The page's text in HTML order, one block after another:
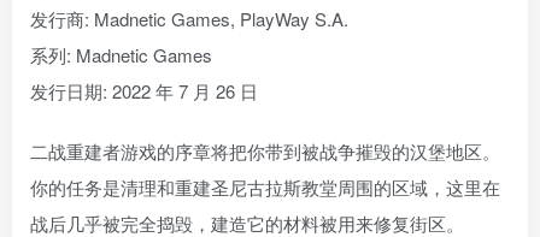
发行商: Madnetic Games, PlayWay S.A.
系列: Madnetic Games
发行日期: 2022 年 7 月 26 日
二战重建者游戏的序章将把你带到被战争摧毁的汉堡地区。
你的任务是清理和重建圣尼古拉斯教堂周围的区域，这里在
战后几乎被完全捣毁，建造它的材料被用来修复街区。